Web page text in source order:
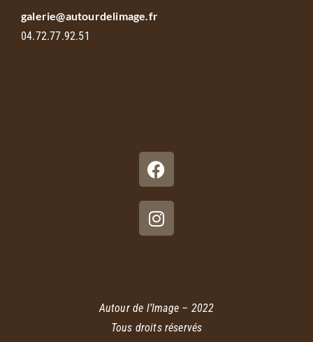
galerie@autourdelimage.fr
04.72.77.92.51
Autour de l’Image – 2022
Tous droits réservés